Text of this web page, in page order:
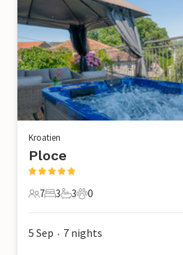
Kroatien
Ploce
7 Gäste
7
3 Schlafzimmer
3
3 Badezimmer
3
0 Haustiere
0
5 Sep • 7 nights